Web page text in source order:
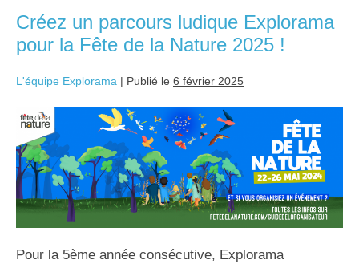
Créez un parcours ludique Explorama
pour la Fête de la Nature 2025 !
L'équipe Explorama | Publié le 6 février 2025
Pour la 5ème année consécutive, Explorama